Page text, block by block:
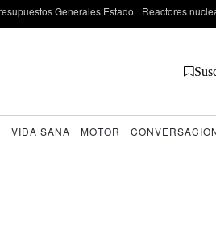
Generales Estado Reactores
VIDA SANA MOTOR